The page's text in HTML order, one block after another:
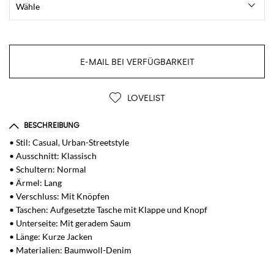
E-MAIL BEI VERFÜGBARKEIT
LOVELIST
BESCHREIBUNG
• Stil: Casual, Urban-Streetstyle
• Ausschnitt: Klassisch
• Schultern: Normal
• Ärmel: Lang
• Verschluss: Mit Knöpfen
• Taschen: Aufgesetzte Tasche mit Klappe und Knopf
• Unterseite: Mit geradem Saum
• Länge: Kurze Jacken
• Materialien: Baumwoll-Denim